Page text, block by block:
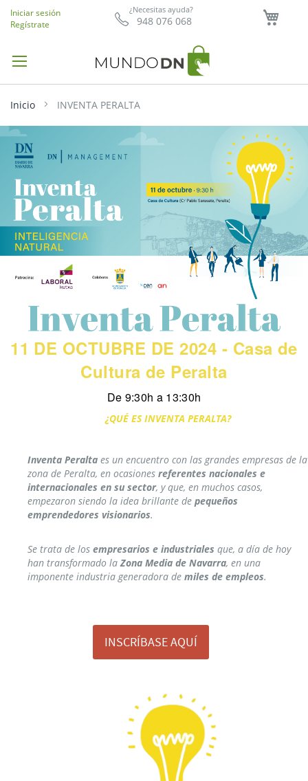
¿Necesitas ayuda?
948 076 068
Iniciar sesión
Regístrate
Inicio INVENTA PERALTA
11 DE OCTUBRE DE 2024 - Casa de
Cultura de Peralta
De 9:30h a 13:30h
¿QUÉ ES INVENTA PERALTA?
Inventa Peralta es un encuentro con las grandes empresas de la
zona de Peralta, en ocasiones referentes nacionales e
internacionales en su sector, y que, en muchos casos,
empezaron siendo la idea brillante de pequeños
emprendedores visionarios.
Se trata de los empresarios e industriales que, a día de hoy
han transformado la Zona Media de Navarra, en una
imponente industria generadora de miles de empleos.
INSCRÍBASE AQUÍ